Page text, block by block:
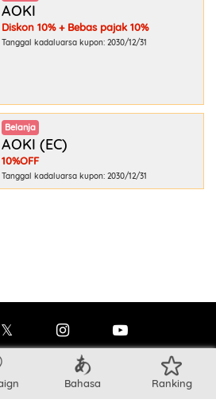
AOKI
Diskon 10% + Bebas pajak 10%
Tanggal kadaluarsa kupon: 2030/12/31
Belanja
AOKI (EC)
10%OFF
Tanggal kadaluarsa kupon: 2030/12/31
KETENTUAN
- KEBIJAKAN PRIVASI
HUBUNGI KAMI - KHUSUS MARKETER
Bahasa Ranking